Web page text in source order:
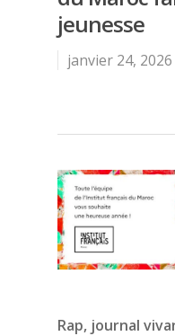
jeunesse
janvier 24, 2026
Rap, journal